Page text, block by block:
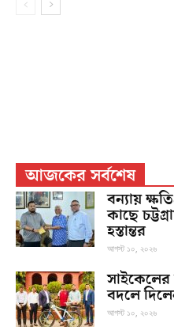
আজকের সর্বশেষ
বন্যায়
কাছে
হস্তান্তর
আগস্ট ১০, ২০২৬
বদলে
আগস্ট ১০, ২০২৬